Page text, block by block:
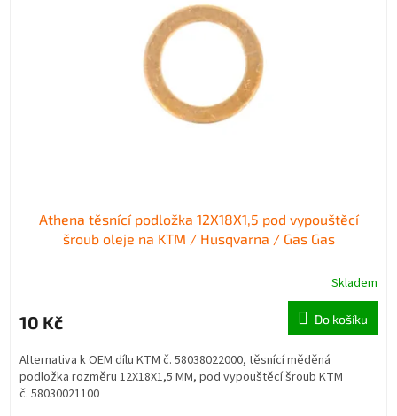
Athena těsnící podložka 12X18X1,5 pod vypouštěcí
šroub oleje na KTM / Husqvarna / Gas Gas
Skladem
10 Kč Do košíku
Alternativa k OEM dílu KTM č. 58038022000, těsnící měděná
podložka rozměru 12X18X1,5 MM, pod vypouštěcí šroub KTM
č. 58030021100